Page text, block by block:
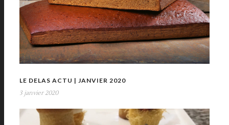
LE DELAS ACTU | JANVIER 2020
3 janvier 2020